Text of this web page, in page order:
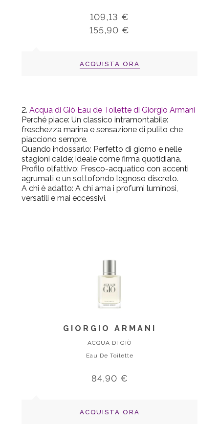
109,13 €
155,90 €
ACQUISTA ORA
Acqua di Giò Eau de Toilette di Giorgio Armani
Perché piace: Un classico intramontabile:
freschezza marina e sensazione di pulito che
piacciono sempre.
Quando indossarlo: Perfetto di giorno e nelle
stagioni calde; ideale come firma quotidiana.
Profilo olfattivo: Fresco-acquatico con accenti
agrumati e un sottofondo legnoso discreto.
A chi è adatto: A chi ama i profumi luminosi,
versatili e mai eccessivi.
GIORGIO ARMANI
ACQUA DI GIÒ
Eau De Toilette
84,90 €
ACQUISTA ORA